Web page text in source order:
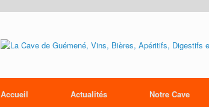
Accueil Actualités Notre Cave